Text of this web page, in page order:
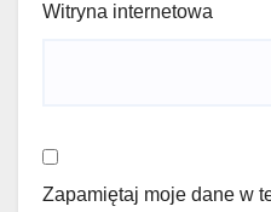
Witryna internetowa
Zapamiętaj moje dane w